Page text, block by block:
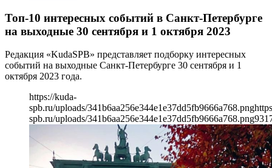
Топ-10 интересных событий в Санкт-Петербурге
на выходные 30 сентября и 1 октября 2023
Редакция «KudaSPB» представляет подборку интересных
событий на выходные Санкт-Петербурге 30 сентября и 1
октября 2023 года.
https://kuda-
spb.ru/uploads/341b6aa256e344e1e37dd5fb9666a768.png
spb.ru/uploads/341b6aa256e344e1e37dd5fb9666a768.png931